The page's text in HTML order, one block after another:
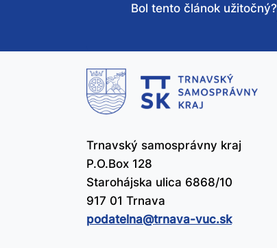
Bol tento článok užitočný?
Trnavský samosprávny kraj
P.O.Box 128
Starohájska ulica 6868/10
917 01 Trnava
podatelna@​trnava-vuc.sk